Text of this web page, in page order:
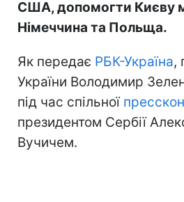
США, допомогти Києву
Німеччина та Польща.
Як передає РБК-Україна,
України Володимир
під час спільної
президентом Сербії
Вучичем.